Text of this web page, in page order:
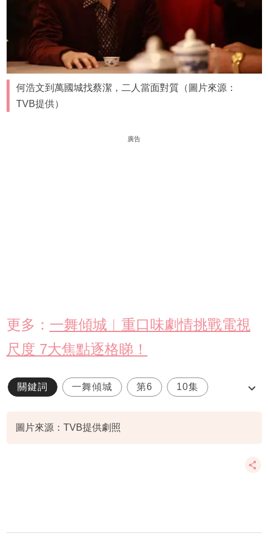
何浩文到萬國城找蔡潔，二人當面對質（圖片來源：
TVB提供）
廣告
更多： 一舞傾城︱重口味劇情挑戰電視
尺度 7大焦點逐格睇！
關鍵詞 一舞傾城 第6 10集
圖片來源：TVB提供劇照